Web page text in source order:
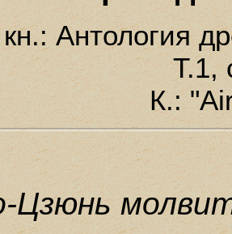
Антология
Т.1,
К.:
Цзюнь